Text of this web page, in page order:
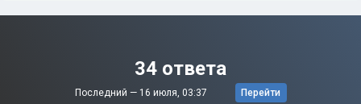
34 ответа
Последний — 16 июля, 03:37 Перейти